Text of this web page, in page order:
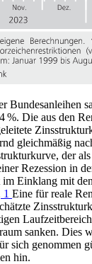
Bundesanleihen
%. Die aus den
gleichmäßig
der
Rezession in
Einklang mit
1 Eine für reale
sanken. Dies
sich genommen
hin.